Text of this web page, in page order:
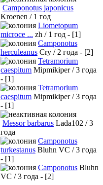
Camponotus japonicus
Kroenen / 1 год
Liometopum
microce ... zh / 1 год - [1]
Camponotus
herculeanus Cry / 2 года - [2]
Tetramorium
caespitum Mipmikiper / 3 года
- [1]
Tetramorium
caespitum Mipmikiper / 3 года
- [1]
Messor barbarus Lada102 / 3
года
Camponotus
turkestanus Bluhn VC / 3 года
- [1]
Camponotus Bluhn
VC / 3 года - [2]